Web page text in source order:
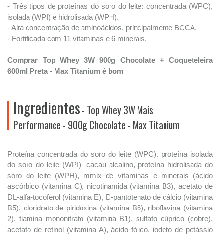
- Três tipos de proteínas do soro do leite: concentrada (WPC),
isolada (WPI) e hidrolisada (WPH).
- Alta concentração de aminoácidos, principalmente BCCA.
- Fortificada com 11 vitaminas e 6 minerais.
Comprar Top Whey 3W 900g Chocolate + Coqueteleira
600ml Preta - Max Titanium é bom
Ingredientes - Top Whey 3W Mais
Performance - 900g Chocolate - Max Titanium
Proteína concentrada do soro do leite (WPC), proteína isolada
do soro do leite (WPI), cacau alcalino, proteína hidrolisada do
soro do leite (WPH), mmix de vitaminas e minerais (ácido
ascórbico (vitamina C), nicotinamida (vitamina B3), acetato de
DL-alfa-tocoferol (vitamina E), D-pantotenato de cálcio (vitamina
B5), cloridrato de piridoxina (vitamina B6), riboflavina (vitamina
2), tiamina mononitrato (vitamina B1), sulfato cúprico (cobre),
acetato de retinol (vitamina A), ácido fólico, iodeto de potássio